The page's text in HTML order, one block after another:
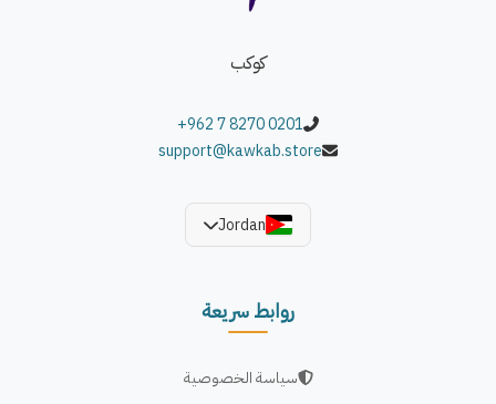
كوكب
+962 7 8270 0201
support@kawkab.store
Jordan
روابط سريعة
سياسة الخصوصية